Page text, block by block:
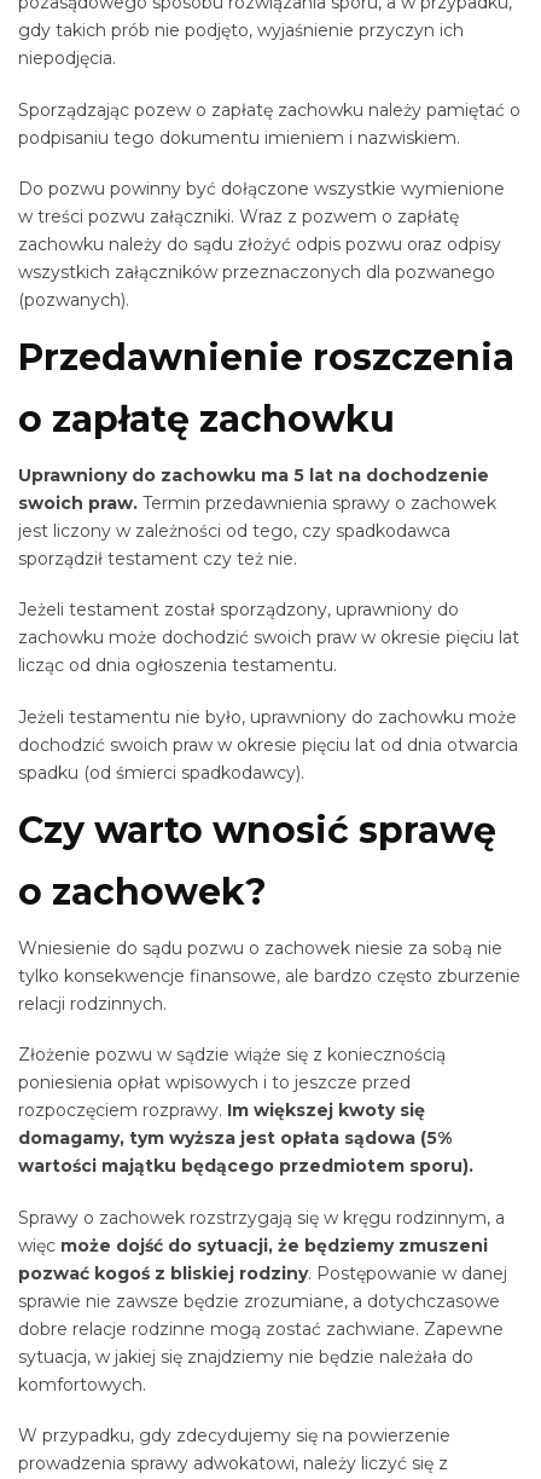
gdy takich prób nie podjęto, wyjaśnienie przyczyn ich
niepodjęcia.
Sporządzając pozew o zapłatę zachowku należy pamiętać o
podpisaniu tego dokumentu imieniem i nazwiskiem.
Do pozwu powinny być dołączone wszystkie wymienione
w treści pozwu załączniki. Wraz z pozwem o zapłatę
zachowku należy do sądu złożyć odpis pozwu oraz odpisy
wszystkich załączników przeznaczonych dla pozwanego
(pozwanych).
Przedawnienie roszczenia
o zapłatę zachowku
Uprawniony do zachowku ma 5 lat na dochodzenie
swoich praw. Termin przedawnienia sprawy o zachowek
jest liczony w zależności od tego, czy spadkodawca
sporządził testament czy też nie.
Jeżeli testament został sporządzony, uprawniony do
zachowku może dochodzić swoich praw w okresie pięciu lat
licząc od dnia ogłoszenia testamentu.
Jeżeli testamentu nie było, uprawniony do zachowku może
dochodzić swoich praw w okresie pięciu lat od dnia otwarcia
spadku (od śmierci spadkodawcy).
Czy warto wnosić sprawę
o zachowek?
Wniesienie do sądu pozwu o zachowek niesie za sobą nie
tylko konsekwencje finansowe, ale bardzo często zburzenie
relacji rodzinnych.
Złożenie pozwu w sądzie wiąże się z koniecznością
poniesienia opłat wpisowych i to jeszcze przed
rozpoczęciem rozprawy. Im większej kwoty się
domagamy, tym wyższa jest opłata sądowa (5%
wartości majątku będącego przedmiotem sporu).
Sprawy o zachowek rozstrzygają się w kręgu rodzinnym, a
więc może dojść do sytuacji, że będziemy zmuszeni
pozwać kogoś z bliskiej rodziny. Postępowanie w danej
sprawie nie zawsze będzie zrozumiane, a dotychczasowe
dobre relacje rodzinne mogą zostać zachwiane. Zapewne
sytuacja, w jakiej się znajdziemy nie będzie należała do
komfortowych.
W przypadku, gdy zdecydujemy się na powierzenie
prowadzenia sprawy adwokatowi, należy liczyć się z